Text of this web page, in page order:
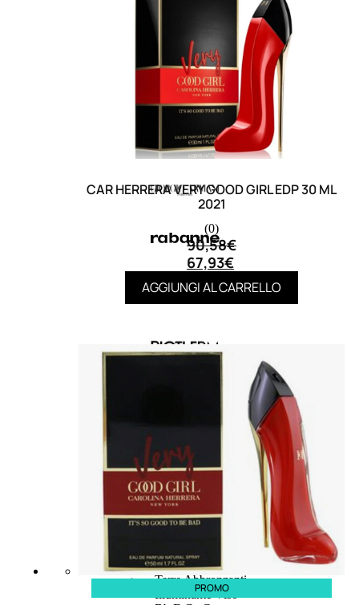
Base/ Primer Occhi
Base/ Primer Viso
Palette E Cofanetti Occhi
Palette E Cofanetti Viso
Palette E Cofanetti Labbra
Fard/Blush
Terre Abbronzanti
Illuminante Viso
CAR HERRERA VERY GOOD GIRL EDP 30 ML
2021
(0)
90,58€
67,93€
AGGIUNGI AL CARRELLO
PROMO